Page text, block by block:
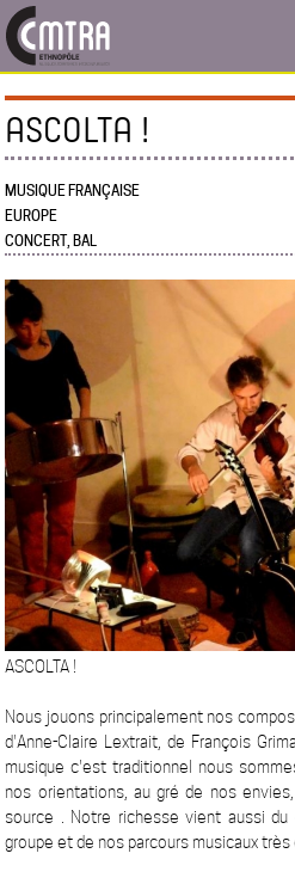
ASCOLTA !
MUSIQUE FRANÇAISE
EUROPE
CONCERT, BAL
ASCOLTA !
Nous jouons principalement nos
d'Anne-Claire Lextrait, de François
musique c'est traditionnel nous
nos orientations, au gré de nos
source . Notre richesse vient aussi du
groupe et de nos parcours musicaux